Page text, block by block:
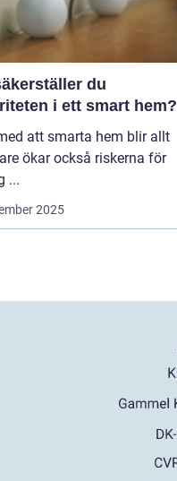
du
i ett smart hem?
att smarta hem blir allt
ökar också riskerna för
...
2025